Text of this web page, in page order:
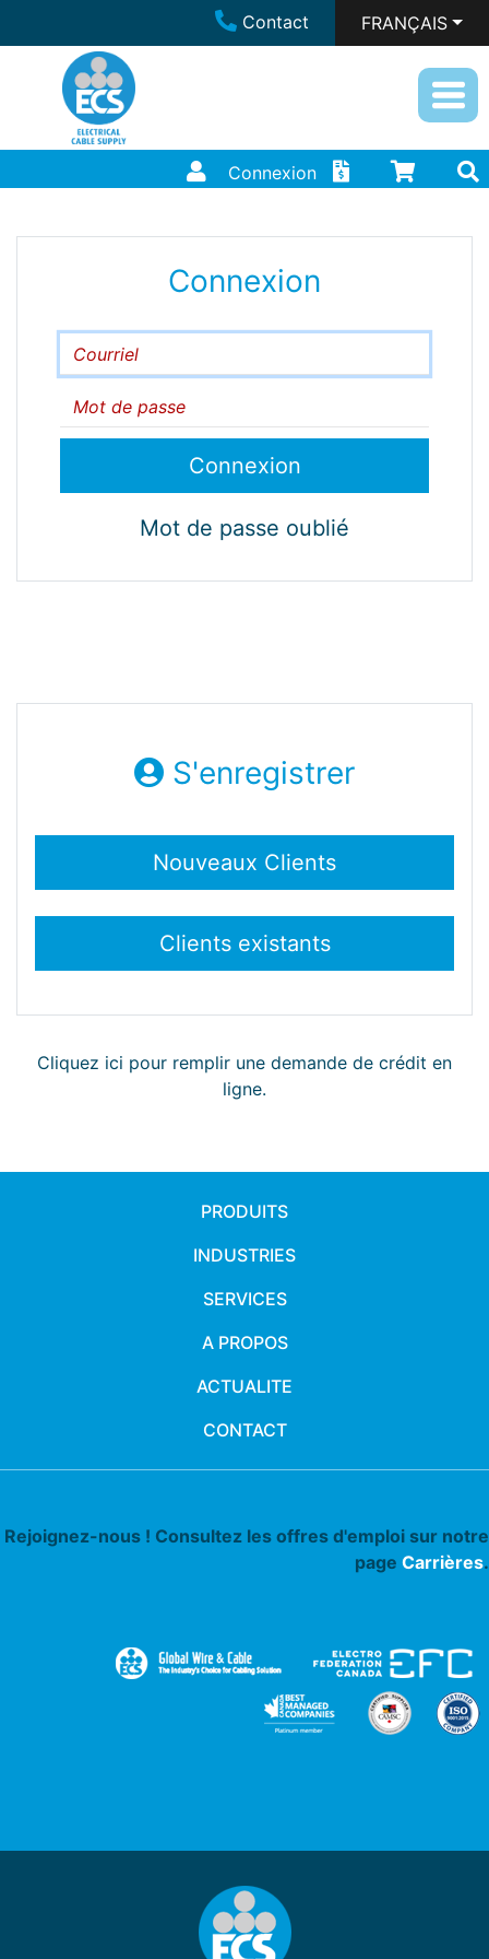
Contact FRANÇAIS
Connexion
Connexion
Courriel
Mot de passe
Mot de passe oublié
S'enregistrer
Cliquez ici pour remplir une demande de crédit en
ligne.
PRODUITS
INDUSTRIES
SERVICES
A PROPOS
ACTUALITE
CONTACT
Rejoignez-nous ! Consultez les offres d'emploi sur notre
page Carrières.